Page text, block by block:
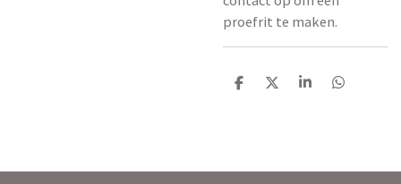
proefrit te maken.
D
D
S
D